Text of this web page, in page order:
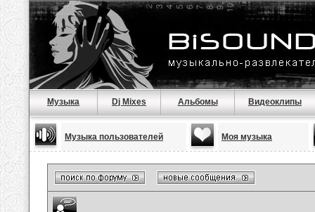
Музыка Dj Mixes Альбомы Видеоклипы
Музыка пользователей Моя музыка